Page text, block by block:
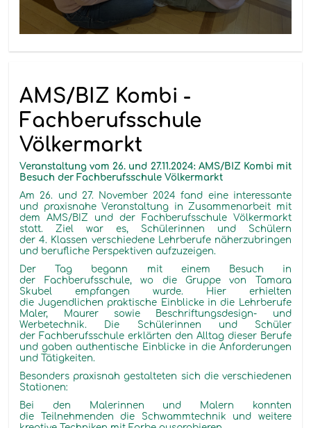
AMS/BIZ Kombi -
Fachberufsschule
Völkermarkt
Veranstaltung vom 26. und 27.11.2024: AMS/BIZ Kombi mit
Besuch der Fachberufsschule Völkermarkt
Am 26. und 27. November 2024 fand eine interessante
und praxisnahe Veranstaltung in Zusammenarbeit mit
dem AMS/BIZ und der Fachberufsschule Völkermarkt
statt. Ziel war es, Schülerinnen und Schülern
der 4. Klassen verschiedene Lehrberufe näherzubringen
und berufliche Perspektiven aufzuzeigen.
Der Tag begann mit einem Besuch in
der Fachberufsschule, wo die Gruppe von Tamara
Skubel empfangen wurde. Hier erhielten
die Jugendlichen praktische Einblicke in die Lehrberufe
Maler, Maurer sowie Beschriftungsdesign- und
Werbetechnik. Die Schülerinnen und Schüler
der Fachberufsschule erklärten den Alltag dieser Berufe
und gaben authentische Einblicke in die Anforderungen
und Tätigkeiten.
Besonders praxisnah gestalteten sich die verschiedenen
Stationen:
Bei den Malerinnen und Malern konnten
die Teilnehmenden die Schwammtechnik und weitere